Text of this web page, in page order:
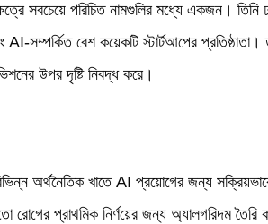
সবচেয়ে পরিচিত নামগুলির মধ্যে একজন। তিনি
সম্পর্কিত বেশ কয়েকটি স্টার্টআপের প্রতিষ্ঠাতা।
উপর দৃষ্টি নিবদ্ধ করে।
বিভিন্ন অর্থনৈতিক খাতে AI প্রয়োগের জন্য
রোগের প্রাথমিক নির্ণয়ের জন্য অ্যালগরিদম